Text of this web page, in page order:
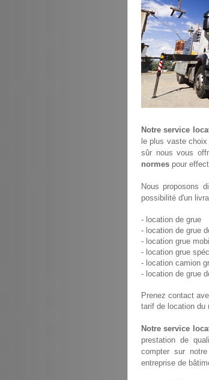
Notre service
le plus vaste
sûr nous vous
normes pour
Nous proposons
possibilité d'un
- location de grue
- location de grue
- location grue
- location grue
- location camion
- location de grue
Prenez contact
tarif de location du
Notre service
prestation de
compter sur
entreprise de